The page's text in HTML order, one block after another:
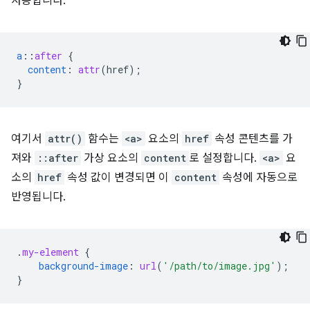
a ::after {
content : attr(href);
}
여기서 attr() 함수는 <a> 요소의 href 속성 콘텐츠를 가
져와
::after 가상 요소의 content 로 설정합니다. <a> 요
소의
href 속성 값이 변경되면 이 content 속성에 자동으로
반영됩니다.
.my-element {
background-image : url( '/path/to/image.jpg' );
}